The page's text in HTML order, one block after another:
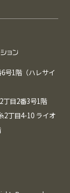
号1階（ハレサイ
丁目2番3号1階
2丁目4-10 ライオ